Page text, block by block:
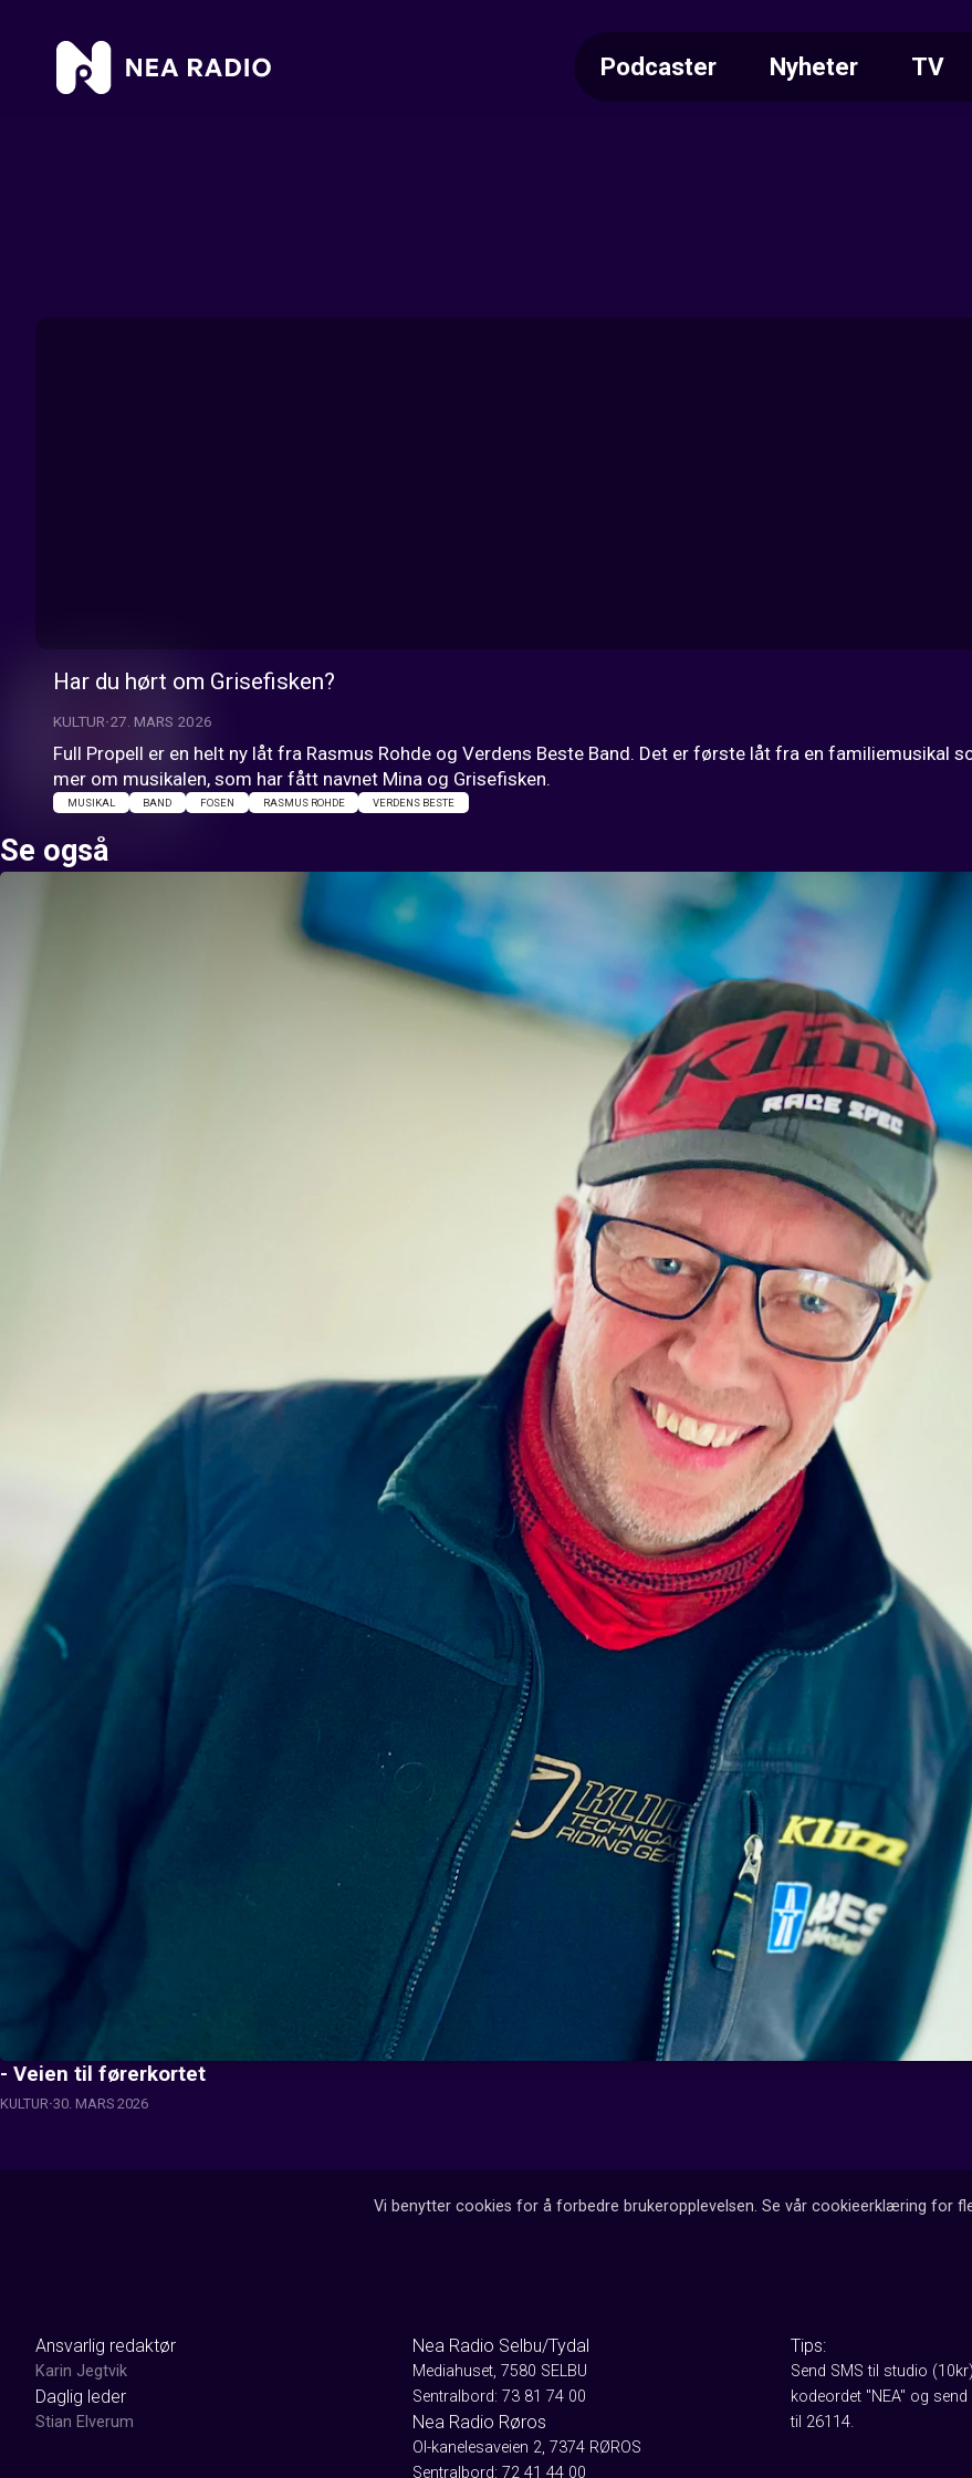
Podcaster Nyheter TV
Har du hørt om Grisefisken?
KULTUR 27. MARS 2026
Full Propell er en helt ny låt fra Rasmus Rohde og Verdens Beste Band. Det er første låt fra en familiemusikal
mer om musikalen, som har fått navnet Mina og Grisefisken.
MUSIKAL BAND FOSEN RASMUS ROHDE VERDENS BESTE
Se også
- Veien til førerkortet
KULTUR 30. MARS 2026
Vi benytter cookies for å forbedre brukeropplevelsen. Se vår cookieerklæring for
Ansvarlig redaktør
Karin Jegtvik
Daglig leder
Stian Elverum
Nea Radio Selbu/Tydal
Mediahuset, 7580 SELBU
Sentralbord: 73 81 74 00
Nea Radio Røros
Ol-kanelesaveien 2, 7374 RØROS
Sentralbord: 72 41 44 00
Tips:
Send SMS til studio
kodeordet "NEA" og
til 26114.